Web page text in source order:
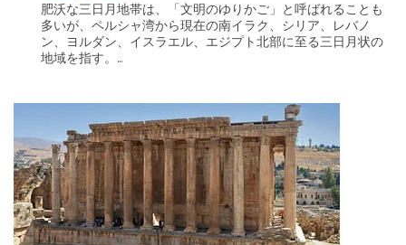
肥沃な三日月地帯は、「文明のゆりかご」と呼ばれることも
多いが、ペルシャ湾から現在の南イラク、シリア、レバノ
ン、ヨルダン、イスラエル、エジプト北部に至る三日月状の
地域を指す。...